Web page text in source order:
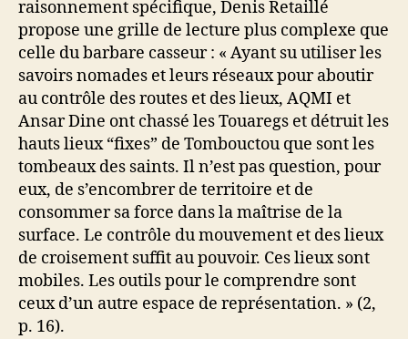
raisonnement spécifique, Denis Retaillé
propose une grille de lecture plus complexe que
celle du barbare casseur : « Ayant su utiliser les
savoirs nomades et leurs réseaux pour aboutir
au contrôle des routes et des lieux, AQMI et
Ansar Dine ont chassé les Touaregs et détruit les
hauts lieux “fixes” de Tombouctou que sont les
tombeaux des saints. Il n’est pas question, pour
eux, de s’encombrer de territoire et de
consommer sa force dans la maîtrise de la
surface. Le contrôle du mouvement et des lieux
de croisement suffit au pouvoir. Ces lieux sont
mobiles. Les outils pour le comprendre sont
ceux d’un autre espace de représentation. » (2,
p. 16).